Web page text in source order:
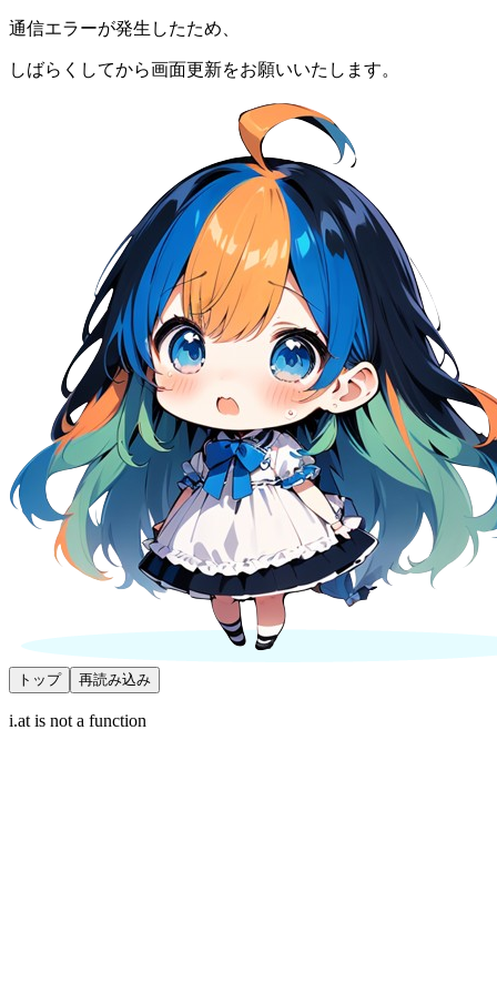
通信エラーが発生したため、
しばらくしてから画面更新をお願いいたします。
トップ 再読み込み
i.at is not a function